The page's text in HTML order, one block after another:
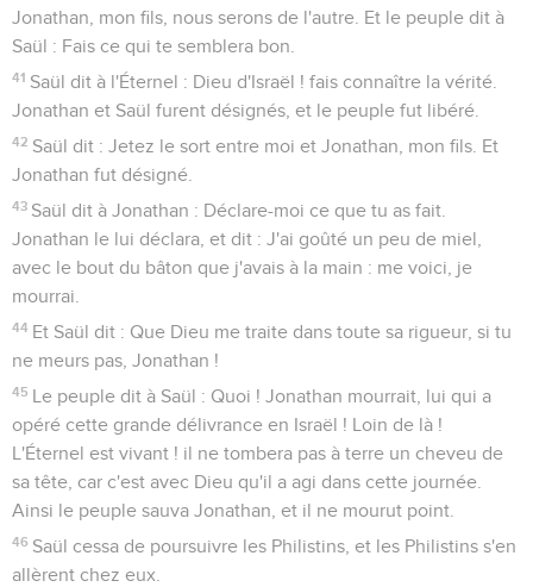
Jonathan, mon fils, nous serons de l'autre. Et le peuple dit à
Saül : Fais ce qui te semblera bon.
41 Saül dit à l'Éternel : Dieu d'Israël ! fais connaître la vérité.
Jonathan et Saül furent désignés, et le peuple fut libéré.
42 Saül dit : Jetez le sort entre moi et Jonathan, mon fils. Et
Jonathan fut désigné.
43 Saül dit à Jonathan : Déclare-moi ce que tu as fait.
Jonathan le lui déclara, et dit : J'ai goûté un peu de miel,
avec le bout du bâton que j'avais à la main : me voici, je
mourrai.
44 Et Saül dit : Que Dieu me traite dans toute sa rigueur, si tu
ne meurs pas, Jonathan !
45 Le peuple dit à Saül : Quoi ! Jonathan mourrait, lui qui a
opéré cette grande délivrance en Israël ! Loin de là !
L'Éternel est vivant ! il ne tombera pas à terre un cheveu de
sa tête, car c'est avec Dieu qu'il a agi dans cette journée.
Ainsi le peuple sauva Jonathan, et il ne mourut point.
46 Saül cessa de poursuivre les Philistins, et les Philistins s'en
allèrent chez eux.